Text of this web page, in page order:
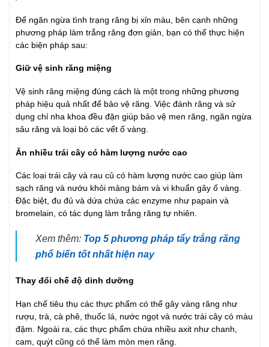
Để ngăn ngừa tình trạng răng bị xỉn màu, bên cạnh những
phương pháp làm trắng răng đơn giản, bạn có thể thực hiện
các biện pháp sau:
Giữ vệ sinh răng miệng
Vệ sinh răng miệng đúng cách là một trong những phương
pháp hiệu quả nhất để bảo vệ răng. Việc đánh răng và sử
dụng chỉ nha khoa đều đặn giúp bảo vệ men răng, ngăn ngừa
sâu răng và loại bỏ các vết ố vàng.
Ăn nhiều trái cây có hàm lượng nước cao
Các loại trái cây và rau củ có hàm lượng nước cao giúp làm
sạch răng và nướu khỏi mảng bám và vi khuẩn gây ố vàng.
Đặc biệt, đu đủ và dứa chứa các enzyme như papain và
bromelain, có tác dụng làm trắng răng tự nhiên.
Xem thêm: Top 5 phương pháp tẩy trắng răng
phổ biến tốt nhất hiện nay
Thay đổi chế độ dinh dưỡng
Hạn chế tiêu thụ các thực phẩm có thể gây vàng răng như
rượu, trà, cà phê, thuốc lá, nước ngọt và nước trái cây có màu
đậm. Ngoài ra, các thực phẩm chứa nhiều axit như chanh,
cam, quýt cũng có thể làm mòn men răng.